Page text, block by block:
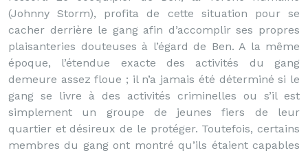
(Johnny Storm), profita de cette situation pour se
cacher derrière le gang afin d’accomplir ses propres
plaisanteries douteuses à l’égard de Ben. A la même
époque, l’étendue exacte des activités du gang
demeure assez floue ; il n’a jamais été déterminé si le
gang se livre à des activités criminelles ou s’il est
simplement un groupe de jeunes fiers de leur
quartier et désireux de le protéger. Toutefois, certains
membres du gang ont montré qu’ils étaient capables